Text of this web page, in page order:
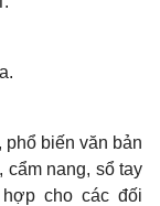
biến văn bản
nang, sổ tay
cho các đối